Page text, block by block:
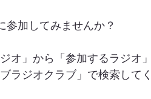
加してみませんか？
オ」から「参加するラジオ
ラジオクラブ」で検索してく